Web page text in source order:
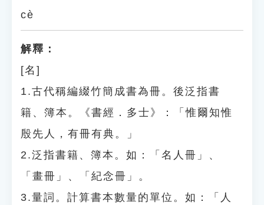
cè
解釋：
[名]
1.古代稱編綴竹簡成書為冊。後泛指書
籍、簿本。《書經．多士》：「惟爾知惟
殷先人，有冊有典。」
2.泛指書籍、簿本。如：「名人冊」、
「畫冊」、「紀念冊」。
3.量詞。計算書本數量的單位。如：「人